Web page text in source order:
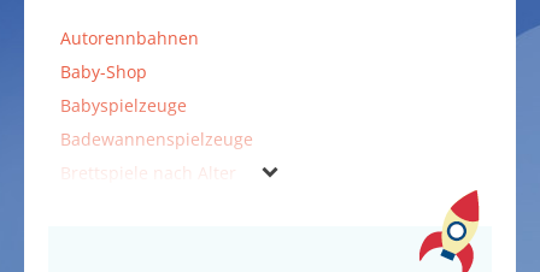
Autorennbahnen
Baby-Shop
Babyspielzeuge
Badewannenspielzeuge
Brettspiele nach Alter